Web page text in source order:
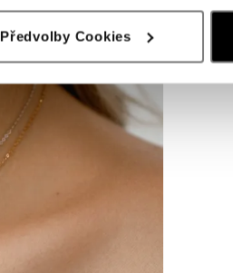
Předvolby Cookies